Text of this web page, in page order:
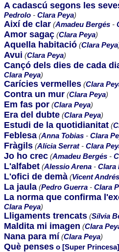
A cadascú segons les
Pedrolo - Clara Peya)
Així de clar (Amadeu Bergés -
Amor sagaç (Clara Peya)
Aquella habitació (Clara Peya
Avui (Clara Peya)
Cançó dels dies de cada
Clara Peya)
Carícies vermelles (Clara
Contra un mur (Clara Peya)
Em fas por (Clara Peya)
Era del dubte (Clara Peya)
Estudi de la quotidianitat (
Feblesa (Anna Tobias - Clara
Fràgils (Alícia Serrat- Clara
Jo ho crec (Amadeu Bergés -
L'alfabet (Alessio Arena - Clara
L'ofici de demà (Vicent
La jaula (Pedro Guerra - Clara
La norma que confirma
Clara Peya)
Lligaments trencats (Sílvia
Maldita mi imagen (Clara
Nana para mí (Clara Peya)
Què penses o [Super Princesa]